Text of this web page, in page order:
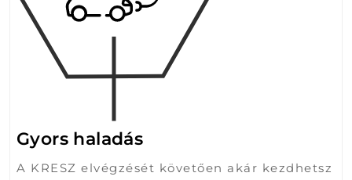
Gyors haladásGyors
haladás
A KRESZ elvégzését követően akár kezdhetsz